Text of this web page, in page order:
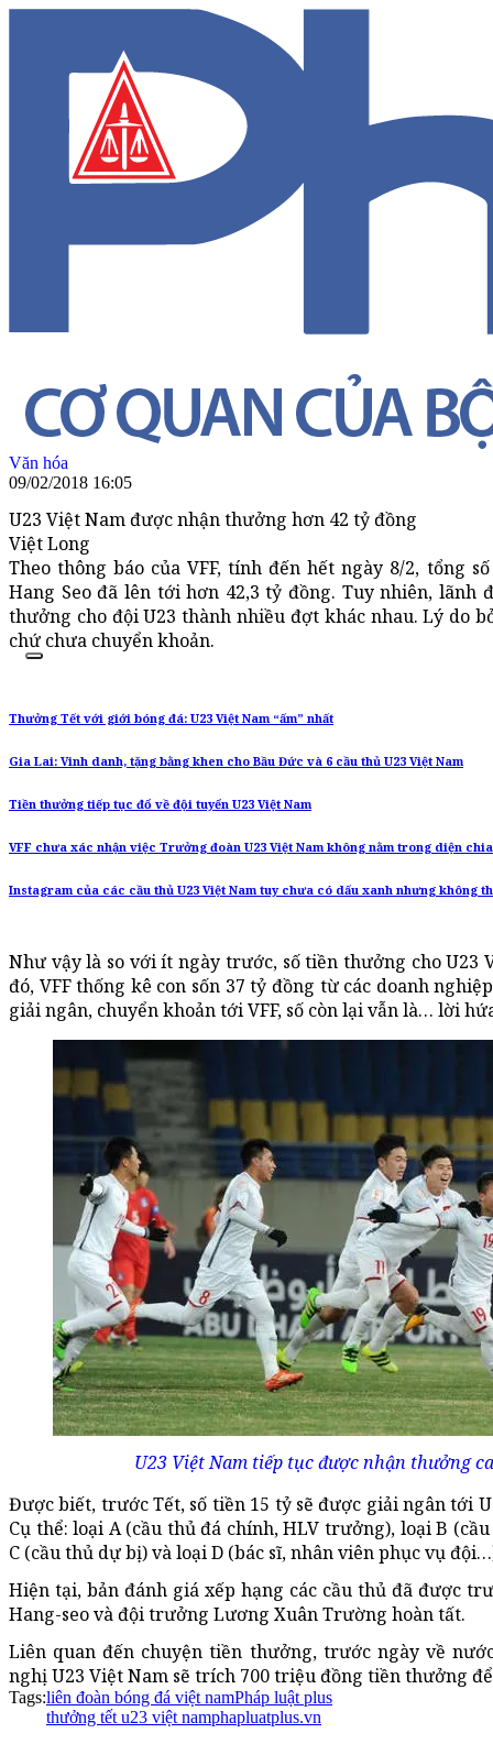
Văn hóa
09/02/2018 16:05
U23 Việt Nam được nhận thưởng hơn 42 tỷ đồng
Việt Long
Theo thông báo của VFF, tính đến hết ngày 8/2, tổng
Hang Seo đã lên tới hơn 42,3 tỷ đồng. Tuy nhiên, lãnh
thưởng cho đội U23 thành nhiều đợt khác nhau. Lý do
chứ chưa chuyển khoản.
Thưởng Tết với giới bóng đá: U23 Việt Nam “ấm” nhất
Gia Lai: Vinh danh, tặng bằng khen cho Bầu Đức và 6 cầu thủ U23 Việt Nam
Tiền thưởng tiếp tục đổ về đội tuyển U23 Việt Nam
VFF chưa xác nhận việc Trưởng đoàn U23 Việt Nam không nằm trong diện
Instagram của các cầu thủ U23 Việt Nam tuy chưa có dấu xanh nhưng không
Như vậy là so với ít ngày trước, số tiền thưởng cho U23
đó, VFF thống kê con sốn 37 tỷ đồng từ các doanh
giải ngân, chuyển khoản tới VFF, số còn lại vẫn là… lời
U23 Việt Nam tiếp tục được nhận thưởng
Được biết, trước Tết, số tiền 15 tỷ sẽ được giải ngân tới
Cụ thể: loại A (cầu thủ đá chính, HLV trưởng), loại B
C (cầu thủ dự bị) và loại D (bác sĩ, nhân viên phục vụ
Hiện tại, bản đánh giá xếp hạng các cầu thủ đã được
Hang-seo và đội trưởng Lương Xuân Trường hoàn tất.
Liên quan đến chuyện tiền thưởng, trước ngày về
nghị U23 Việt Nam sẽ trích 700 triệu đồng tiền thưởng
Tags:liên đoàn bóng đá việt namPháp luật plus
thưởng tết u23 việt namphapluatplus.vn